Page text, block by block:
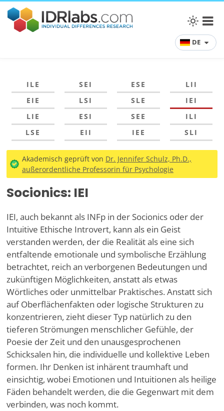
DE
ILE SEI ESE
LII
EIE
LSI SLE
IEI
LIE
ESI SEE
ILI
LSE
EII IEE SLI
Akademisch geprüft von Dr. Jennifer Schulz, Ph.D.,
außerordentliche Professorin für Psychologie
Socionics: IEI
IEI, auch bekannt als INFp in der Socionics oder der
Intuitive Ethische Introvert, kann als ein Geist
verstanden werden, der die Realität als eine sich
entfaltende emotionale und symbolische Erzählung
betrachtet, reich an verborgenen Bedeutungen und
zukünftigen Möglichkeiten, anstatt als etwas
Wörtliches oder unmittelbar Praktisches. Anstatt sich
auf Oberflächenfakten oder logische Strukturen zu
konzentrieren, zieht dieser Typ natürlich zu den
tieferen Strömungen menschlicher Gefühle, der
Poesie der Zeit und den unausgesprochenen
Schicksalen hin, die individuelle und kollektive Leben
formen. Ihr Denken ist inhärent traumhaft und
einsichtig, wobei Emotionen und Intuitionen als heilige
Fäden behandelt werden, die die Gegenwart mit dem
verbinden, was noch kommt.